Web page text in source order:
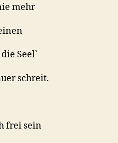
mehr
Seel`
schreit.
frei sein